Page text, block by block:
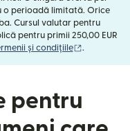
o perioadă limitată. Orice
Cursul valutar pentru
pentru primii 250,00 EUR
și condițiile (se
.
pentru